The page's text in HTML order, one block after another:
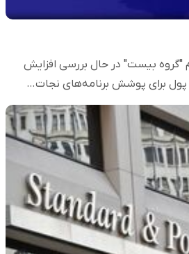
"گروه بیست" در حال بررسی افزایش
پول برای پوشش برنامه‌های نجات…